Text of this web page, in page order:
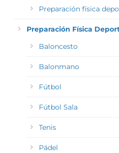
Preparación física
Preparación Física
Baloncesto
Balonmano
Fútbol
Fútbol Sala
Tenis
Pádel